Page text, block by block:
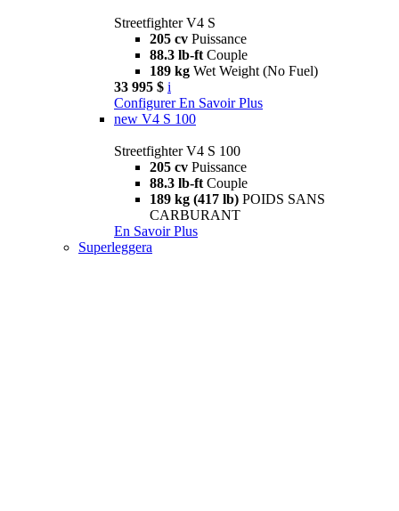
Streetfighter V4 S
205 cv Puissance
88.3 lb-ft Couple
189 kg Wet Weight (No Fuel)
33 995 $ i
Configurer En Savoir Plus
new V4 S 100
Streetfighter V4 S 100
205 cv Puissance
88.3 lb-ft Couple
189 kg (417 lb) POIDS SANS
CARBURANT
En Savoir Plus
Superleggera